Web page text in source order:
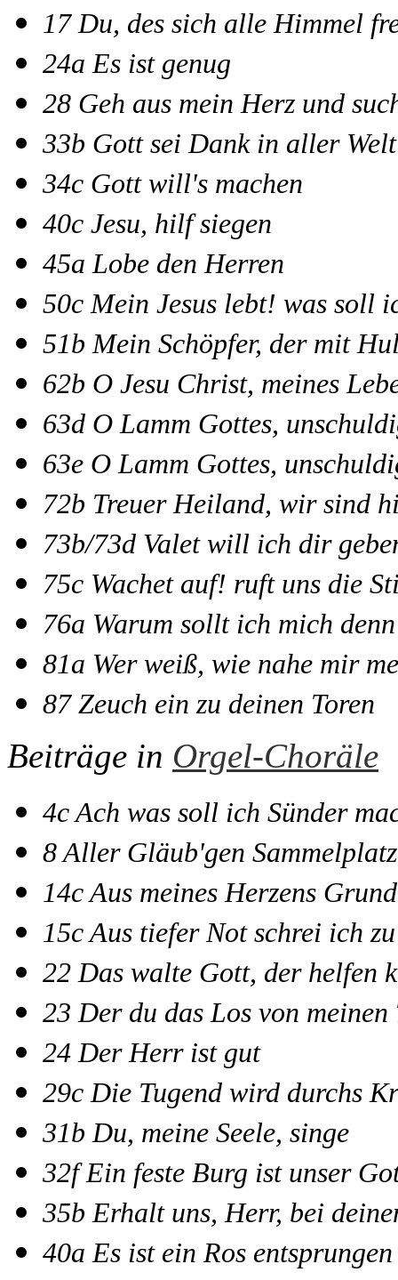
17 Du, des sich alle Himmel
24a Es ist genug
28 Geh aus mein Herz und
33b Gott sei Dank in aller Welt
34c Gott will's machen
40c Jesu, hilf siegen
45a Lobe den Herren
50c Mein Jesus lebt! was soll
51b Mein Schöpfer, der mit
62b O Jesu Christ, meines
63d O Lamm Gottes,
63e O Lamm Gottes,
72b Treuer Heiland, wir sind
73b/73d Valet will ich dir
75c Wachet auf! ruft uns die
76a Warum sollt ich mich
81a Wer weiß, wie nahe mir
87 Zeuch ein zu deinen Toren
Beiträge in Orgel-Choräle
4c Ach was soll ich Sünder
8 Aller Gläub'gen Sammelplatz
14c Aus meines Herzens
15c Aus tiefer Not schrei ich
22 Das walte Gott, der helfen
23 Der du das Los von meinen
24 Der Herr ist gut
29c Die Tugend wird durchs
31b Du, meine Seele, singe
32f Ein feste Burg ist unser
35b Erhalt uns, Herr, bei
40a Es ist ein Ros entsprungen